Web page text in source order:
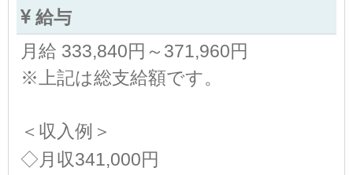
給与
月給 333,840円～371,960円
※上記は総支給額です。
＜収入例＞
◇月収341,000円